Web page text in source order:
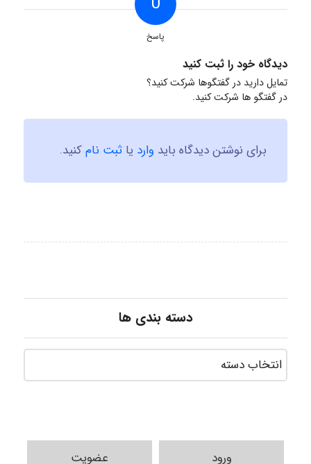
پاسخ
دیدگاه خود را ثبت کنید
تمایل دارید در گفتگوها شرکت کنید؟
در گفتگو ها شرکت کنید.
برای نوشتن دیدگاه باید وارد یا ثبت نامکنید.
دسته بندی ها
ورود عضویت